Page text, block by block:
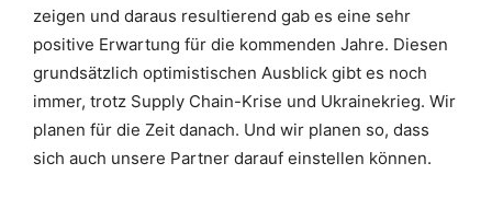
zeigen und daraus resultierend gab es eine sehr
positive Erwartung für die kommenden Jahre. Diesen
grundsätzlich optimistischen Ausblick gibt es noch
immer, trotz Supply Chain-Krise und Ukrainekrieg. Wir
planen für die Zeit danach. Und wir planen so, dass
sich auch unsere Partner darauf einstellen können.